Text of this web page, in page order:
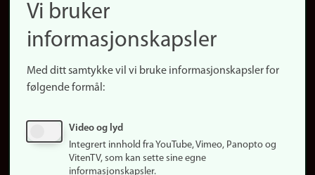
(no)
Finn forsker
Presse
Finn studier
Ledige stillinger
Vi bruker
informasjonskapsler
Med ditt samtykke vil vi bruke informasjonskapsler for
følgende formål:
Video og lyd
Integrert innhold fra YouTube, Vimeo, Panopto og
VitenTV, som kan sette sine egne
informasjonskapsler.